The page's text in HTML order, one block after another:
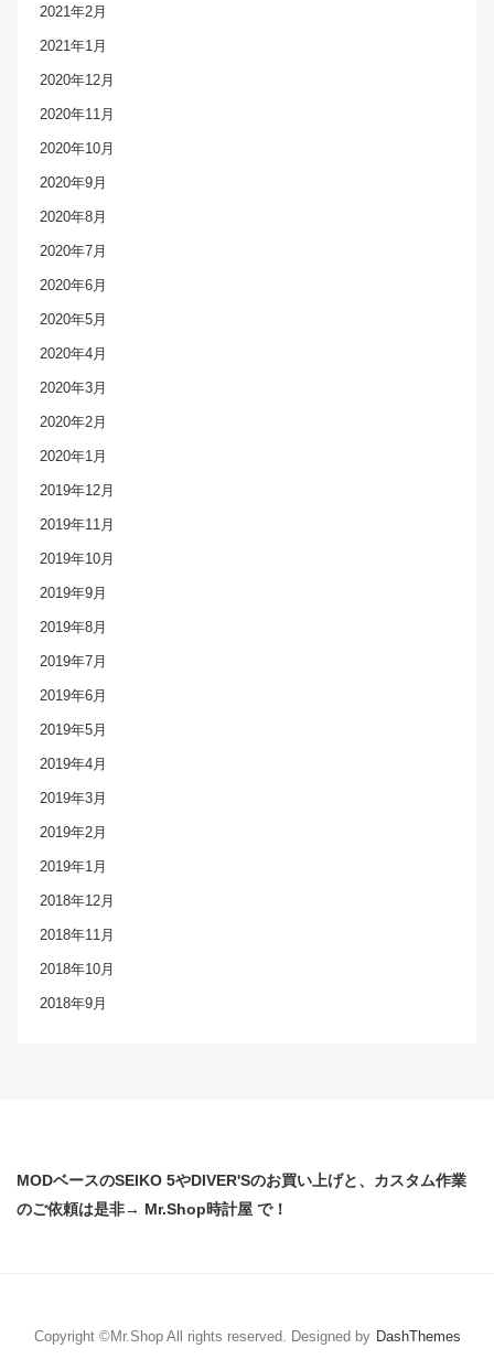
2021年2月
2021年1月
2020年12月
2020年11月
2020年10月
2020年9月
2020年8月
2020年7月
2020年6月
2020年5月
2020年4月
2020年3月
2020年2月
2020年1月
2019年12月
2019年11月
2019年10月
2019年9月
2019年8月
2019年7月
2019年6月
2019年5月
2019年4月
2019年3月
2019年2月
2019年1月
2018年12月
2018年11月
2018年10月
2018年9月
MODベースのSEIKO 5やDIVER'Sのお買い上げと、カスタム作業
のご依頼は是非→ Mr.Shop時計屋 で！
Copyright ©Mr.Shop All rights reserved. Designed by DashThemes